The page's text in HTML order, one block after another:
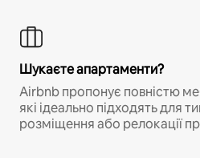
Шукаєте апартаменти?
Airbnb пропонує повністю
які ідеально підходять для
розміщення або релокації